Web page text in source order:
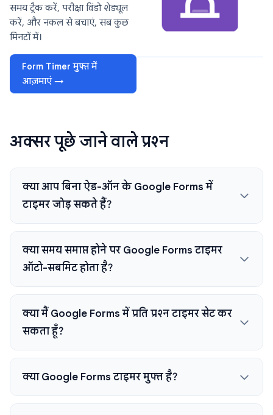
समय ट्रैक करें, परीक्षा विंडो शेड्यूल
करें, और नकल से बचाएं, सब कुछ
मिनटों में।
Form Timer मुफ्त में
आज़माएं →
अक्सर पूछे जाने वाले प्रश्न
क्या आप बिना ऐड-ऑन के Google Forms में
टाइमर जोड़ सकते हैं?
क्या समय समाप्त होने पर Google Forms टाइमर
ऑटो-सबमिट होता है?
क्या मैं Google Forms में प्रति प्रश्न टाइमर सेट कर
सकता हूँ?
क्या Google Forms टाइमर मुफ्त है?